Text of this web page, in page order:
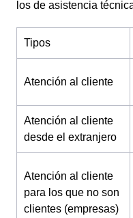
los de asistencia
Tipos
Atención al cliente
Atención al cliente
desde el extranjero
Atención al cliente
para los que no son
clientes (empresas)